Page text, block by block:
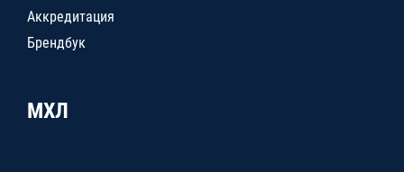
Аккредитация
Брендбук
МХЛ